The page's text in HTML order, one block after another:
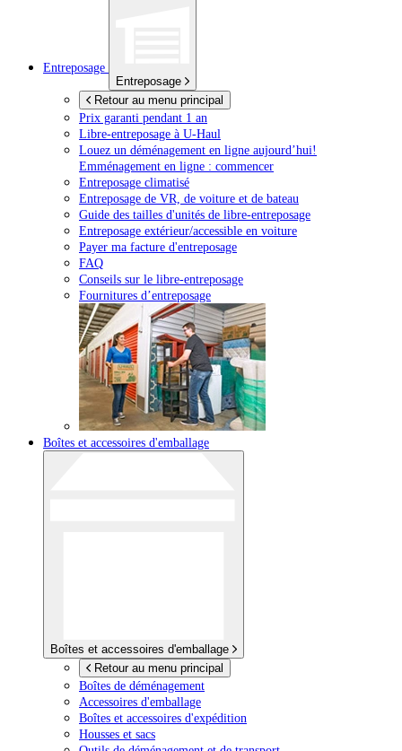
Entreposage
Entreposage
Retour au menu principal
Prix garanti pendant 1 an
Libre-entreposage à U-Haul
Louez un déménagement en ligne aujourd’hui!
Emménagement en ligne : commencer
Entreposage climatisé
Entreposage de VR, de voiture et de bateau
Guide des tailles d'unités de libre-entreposage
Entreposage extérieur/accessible en voiture
Payer ma facture d'entreposage
FAQ
Conseils sur le libre-entreposage
Fournitures d’entreposage
Boîtes et accessoires d'emballage
Boîtes et accessoires d'emballage
Retour au menu principal
Boîtes de déménagement
Accessoires d'emballage
Boîtes et accessoires d'expédition
Housses et sacs